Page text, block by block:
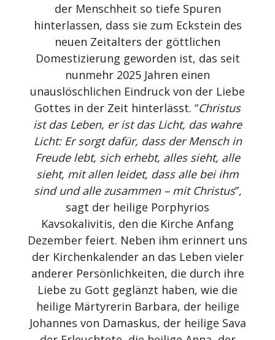
der Menschheit so tiefe Spuren
hinterlassen, dass sie zum Eckstein des
neuen Zeitalters der göttlichen
Domestizierung geworden ist, das seit
nunmehr 2025 Jahren einen
unauslöschlichen Eindruck von der Liebe
Gottes in der Zeit hinterlässt. “Christus
ist das Leben, er ist das Licht, das wahre
Licht: Er sorgt dafür, dass der Mensch in
Freude lebt, sich erhebt, alles sieht, alle
sieht, mit allen leidet, dass alle bei ihm
sind und alle zusammen – mit Christus”,
sagt der heilige Porphyrios
Kavsokalivitis, den die Kirche Anfang
Dezember feiert. Neben ihm erinnert uns
der Kirchenkalender an das Leben vieler
anderer Persönlichkeiten, die durch ihre
Liebe zu Gott geglänzt haben, wie die
heilige Märtyrerin Barbara, der heilige
Johannes von Damaskus, der heilige Sava